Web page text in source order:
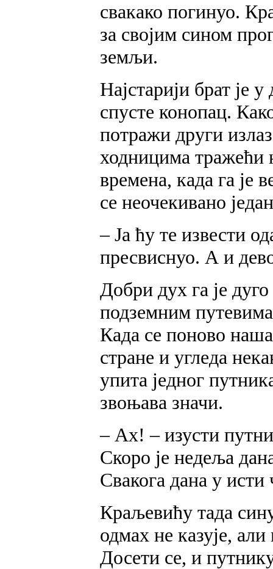
свакако погинуо.
за својим сином
земљи.
Најстарији брат је
спусте конопац.
потражи други
ходницима тражећи
времена, када га је
се неочекивано
– Ја ћу те извести
пресвиснуо. А и
Добри дух га је
подземним путевима
Када се поново
стране и угледа
упита једног
звоњава значи.
– Ах! – изусти
Скоро је недеља
Свакога дана у
Краљевићу тада
одмах не казује,
Досети се, и